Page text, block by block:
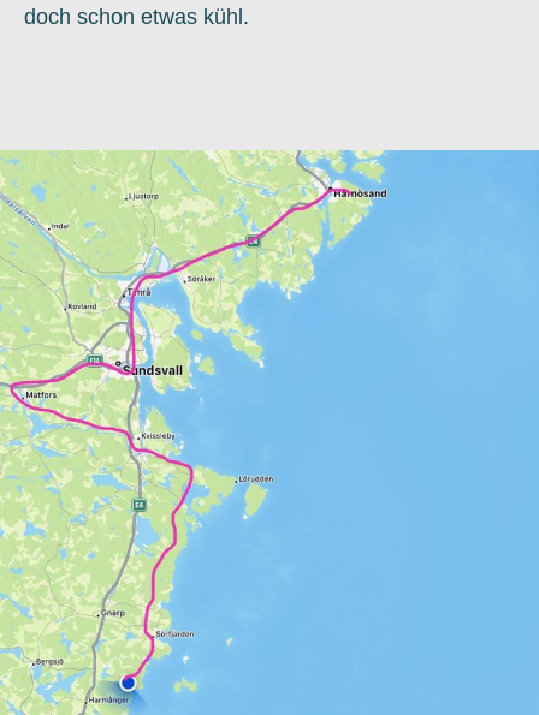
doch schon etwas kühl.